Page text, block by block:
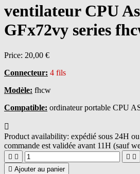
ventilateur CPU
GFx72vy series
Price: 20,00 €
Connecteur: 4 fils
Modèle: fhcw
Compatible: ordinateur portable CPU

Product availability: expédié sous 24H
commande est validée avant 11H (sauf
   
 Ajouter au panier